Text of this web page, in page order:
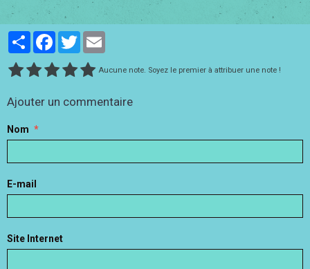
Annuaire
PartagerFacebookTwitter
Aucune note. Soyez le premier à attribuer une note !
Ajouter un commentaire
Nom
E-mail
Site Internet